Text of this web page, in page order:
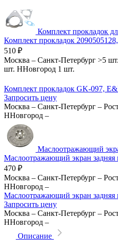
Комплект прокладок
Комплект прокладок
510 ₽
Москва – Санкт-Петербург >5 шт.
шт. ННовгород 1 шт.
Комплект прокладок GK-097,
Запросить цену
Москва – Санкт-Петербург –
ННовгород –
Маслоотражающий
Маслоотражающий экран
470 ₽
Москва – Санкт-Петербург –
ННовгород –
Маслоотражающий экран
Запросить цену
Москва – Санкт-Петербург –
ННовгород –
Описание